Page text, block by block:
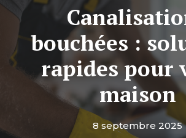
bouchées :
rapides pour
maison
8 septembre 2025